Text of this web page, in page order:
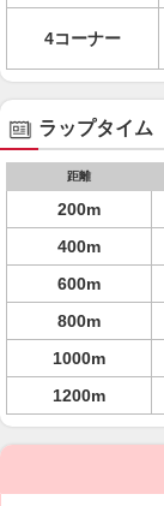
4コーナー
ラップタイム
距離
200m
400m
600m
800m
1000m
1200m